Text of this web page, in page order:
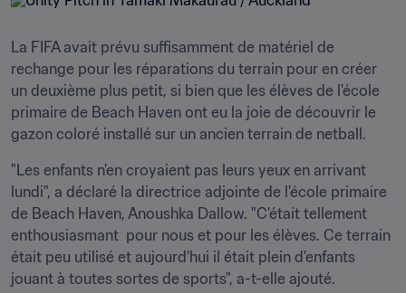
La FIFA avait prévu suffisamment de matériel de
rechange pour les réparations du terrain pour en créer
un deuxième plus petit, si bien que les élèves de l'école
primaire de Beach Haven ont eu la joie de découvrir le
gazon coloré installé sur un ancien terrain de netball.
"Les enfants n'en croyaient pas leurs yeux en arrivant
lundi", a déclaré la directrice adjointe de l'école primaire
de Beach Haven, Anoushka Dallow. "C'était tellement
enthousiasmant  pour nous et pour les élèves. Ce terrain
était peu utilisé et aujourd'hui il était plein d'enfants
jouant à toutes sortes de sports", a-t-elle ajouté.